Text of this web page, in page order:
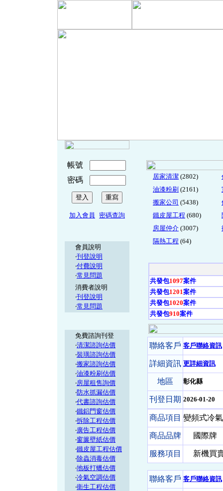
帳號
密碼
加入會員 密碼查詢
會員說明
‧刊登說明
‧付費說明
‧常見問題
消費者說明
‧刊登說明
‧常見問題
免費諮詢刊登
‧清潔諮詢估價
‧裝璜諮詢估價
‧搬家諮詢估價
‧油漆粉刷估價
‧房屋租售詢價
‧防水抓漏估價
‧代書諮詢估價
‧鐵鋁門窗估價
‧拆除工程估價
‧廣告工程估價
‧窗簾壁紙估價
‧鐵皮屋工程估價
‧除蟲消毒估價
‧地板打蠟估價
‧冷氣空調估價
‧衛生工程估價
居家清潔 (2802)
油漆粉刷 (2161)
搬家公司 (5438)
鐵皮屋工程 (680)
房屋仲介 (3007)
隔熱工程 (64)
共發包1097案件
共發包1201案件
共發包1020案件
共發包910案件
聯絡客戶 客戶聯絡資訊
詳細資訊 更詳細資訊
地區 彰化縣
刊登日期 2026-01-20
商品項目 變頻式冷
商品品牌 國際牌
服務項目 新機買賣
聯絡客戶 客戶聯絡資訊